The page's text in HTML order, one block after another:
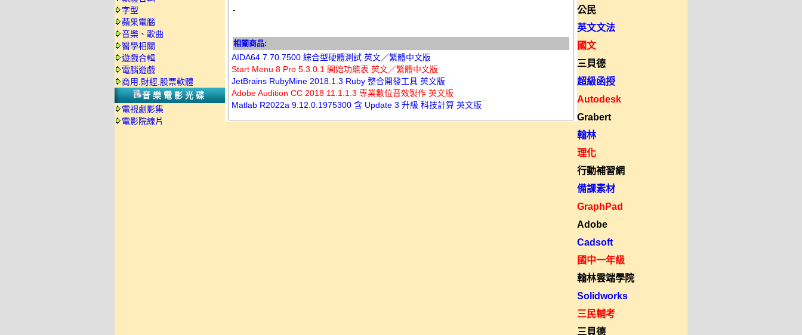
字型
蘋果電腦
音樂、歌曲
醫學相關
遊戲合輯
電腦遊戲
商用.財經.股票軟體
音樂電影光碟
電視劇影集
電影院線片
-
相關商品:
AIDA64 7.70.7500 綜合型硬體測試 英文／繁體中文版
Start Menu 8 Pro 5.3.0.1 開始功能表 英文／繁體中文版
JetBrains RubyMine 2018.1.3 Ruby 整合開發工具 英文版
Adobe Audition CC 2018 11.1.1.3 專業數位音效製作 英文版
Matlab R2022a 9.12.0.1975300 含 Update 3 升級 科技計算 英文版
公民
英文文法
國文
三貝德
超級函授
Autodesk
Grabert
翰林
理化
行動補習網
備課素材
GraphPad
Adobe
Cadsoft
國中一年級
翰林雲端學院
Solidworks
三民輔考
三貝德